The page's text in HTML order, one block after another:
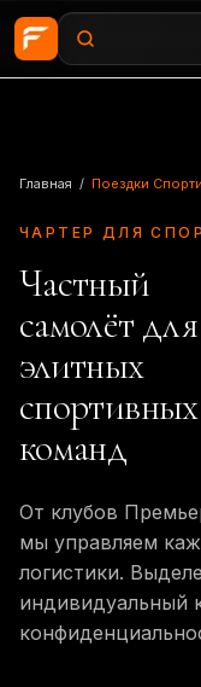
Перейти к
Главная / Поездки
ЧАРТЕР ДЛЯ
Частный
самолёт для
элитных
спортивных
команд
От клубов
мы управляем
логистики.
индивидуальный